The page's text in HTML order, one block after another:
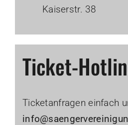
Kaiserstr. 38
Ticket-
Ticketanfragen einfach